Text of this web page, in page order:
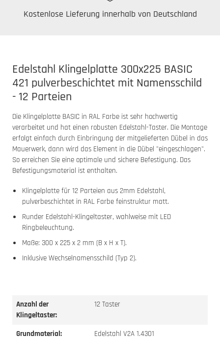
Kostenlose Lieferung innerhalb von Deutschland
Edelstahl Klingelplatte 300x225 BASIC
421 pulverbeschichtet mit Namensschild
- 12 Parteien
Die Klingelplatte BASIC in RAL Farbe ist sehr hochwertig
verarbeitet und hat einen robusten Edelstahl-Taster. Die Montage
erfolgt einfach durch Einbringung der mitgelieferten Dübel in das
Mauerwerk, dann wird das Element in die Dübel "eingeschlagen".
So erreichen Sie eine optimale und sichere Befestigung. Das
Befestigungsmaterial ist enthalten.
Klingelplatte für 12 Parteien aus 2mm Edelstahl,
pulverbeschichtet in RAL Farbe feinstruktur matt.
Runder Edelstahl-Klingeltaster, wahlweise mit LED
Ringbeleuchtung.
Maße: 300 x 225 x 2 mm (B x H x T).
Inklusive Wechselnamensschild (Typ 2).
Anzahl der
Klingeltaster:
12 Taster
Grundmaterial: Edelstahl V2A 1.4301